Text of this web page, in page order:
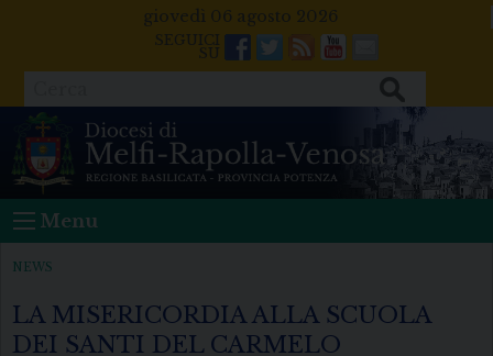
giovedì 06 agosto 2026
Facebook
Twitter
FeedsYoutube
Mail
Menu
NEWS
LA MISERICORDIA ALLA SCUOLA
DEI SANTI DEL CARMELO